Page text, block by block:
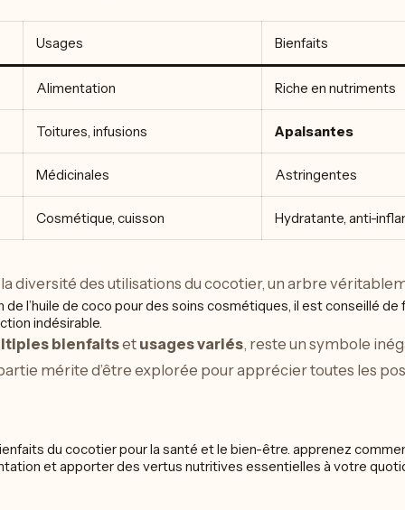
Usages Bienfaits
Alimentation Riche en nutriments
Toitures, infusions Apaisantes
Médicinales Astringentes
Cosmétique, cuisson Hydratante, anti-
diversité des utilisations du cocotier, un arbre
de l’huile de coco pour des soins cosmétiques, il est conseillé
indésirable.
bienfaitset usages variés, reste un symbole
mérite d’être explorée pour apprécier toutes les